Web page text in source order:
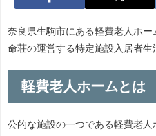
奈良県生駒市にある軽費老人ホ
命荘の運営する特定施設入居者生
軽費老人ホームとは
公的な施設の一つである軽費老